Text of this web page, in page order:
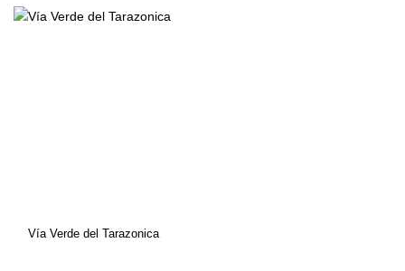
Vía Verde del Tarazonica